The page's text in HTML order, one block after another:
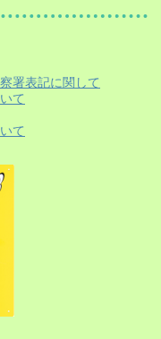
署表記に関して
て
て